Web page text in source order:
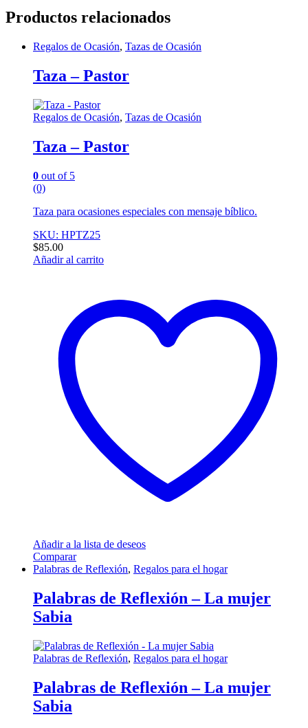
Productos relacionados
Regalos de Ocasión, Tazas de Ocasión
Taza – Pastor
Regalos de Ocasión, Tazas de Ocasión
Taza – Pastor
0 out of 5
(0)
Taza para ocasiones especiales con mensaje bíblico.
SKU: HPTZ25
$85.00
Añadir al carrito
Añadir a la lista de deseos
Comparar
Palabras de Reflexión, Regalos para el hogar
Palabras de Reflexión – La mujer
Sabia
Palabras de Reflexión, Regalos para el hogar
Palabras de Reflexión – La mujer
Sabia